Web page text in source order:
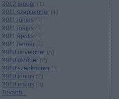
2012 január
2011 szeptember
2011 június
2011 május
2011 április
2011 január
2010 november
2010 október
2010 szeptember
2010 június
2010 május
Tovább...